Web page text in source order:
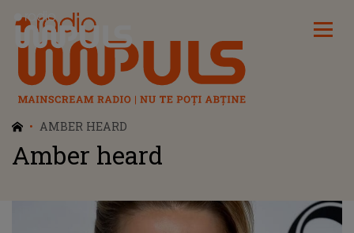
Radio Impuls
AMBER HEARD
Amber heard